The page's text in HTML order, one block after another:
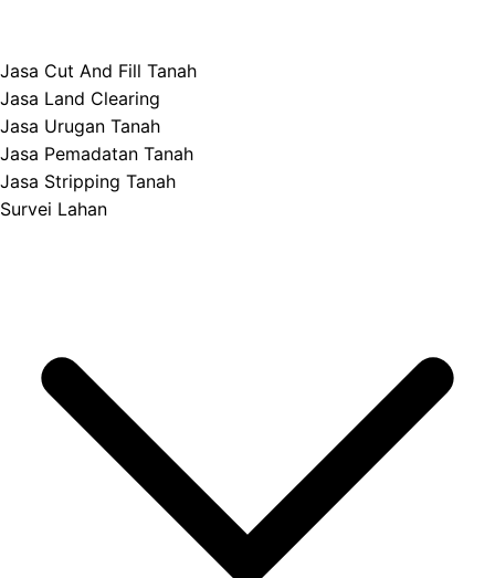
Jasa Cut And Fill Tanah
Jasa Land Clearing
Jasa Urugan Tanah
Jasa Pemadatan Tanah
Jasa Stripping Tanah
Survei Lahan